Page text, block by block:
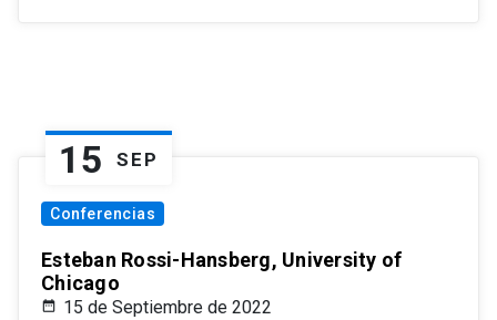
15 SEP
Conferencias
Esteban Rossi-Hansberg, University of
Chicago
15 de Septiembre de 2022